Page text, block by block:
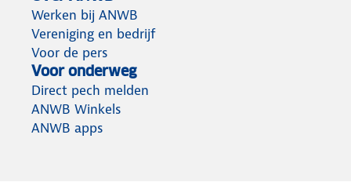
Werken bij ANWB
Vereniging en bedrijf
Voor de pers
Voor onderweg
Direct pech melden
ANWB Winkels
ANWB apps